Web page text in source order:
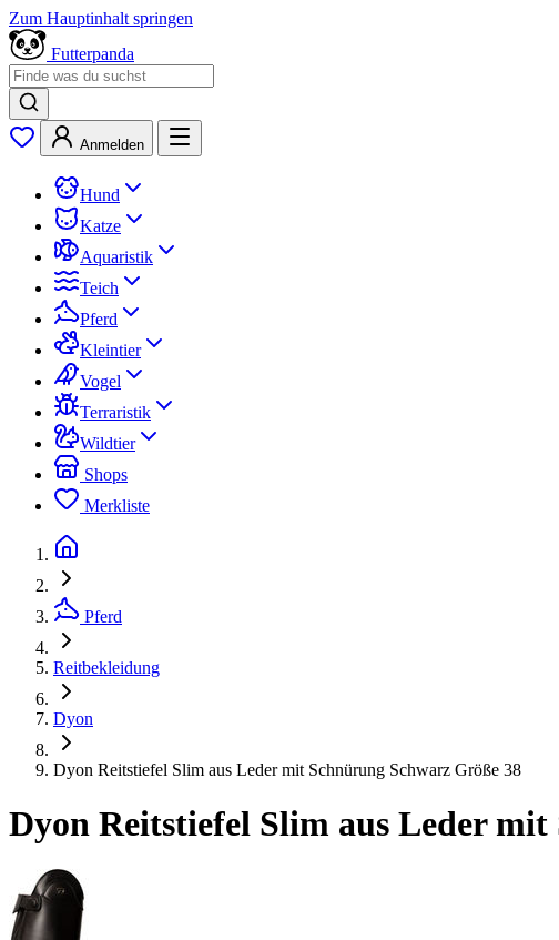
Zum Hauptinhalt springen
Futterpanda
Anmelden
Hund
Katze
Aquaristik
Teich
Pferd
Kleintier
Vogel
Terraristik
Wildtier
Shops
Merkliste
Pferd
Reitbekleidung
Dyon
Dyon Reitstiefel Slim aus Leder mit Schnürung Schwarz Größe 38
Dyon Reitstiefel Slim aus Leder